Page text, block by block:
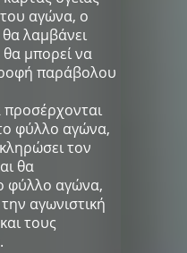
αγώνα, ο
λαμβάνει
θα μπορεί να
παράβολου
προσέρχονται
φύλλο αγώνα,
τον
θα
φύλλο αγώνα,
αγωνιστική
τους